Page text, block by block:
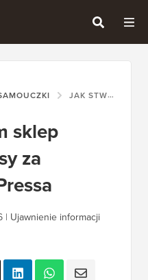
JAK STWORZYŁEM SKLEP PODOBNY DO ETSY ZA POMOCĄ WORDPRESSA
sklep
za
| Ujawnienie informacji